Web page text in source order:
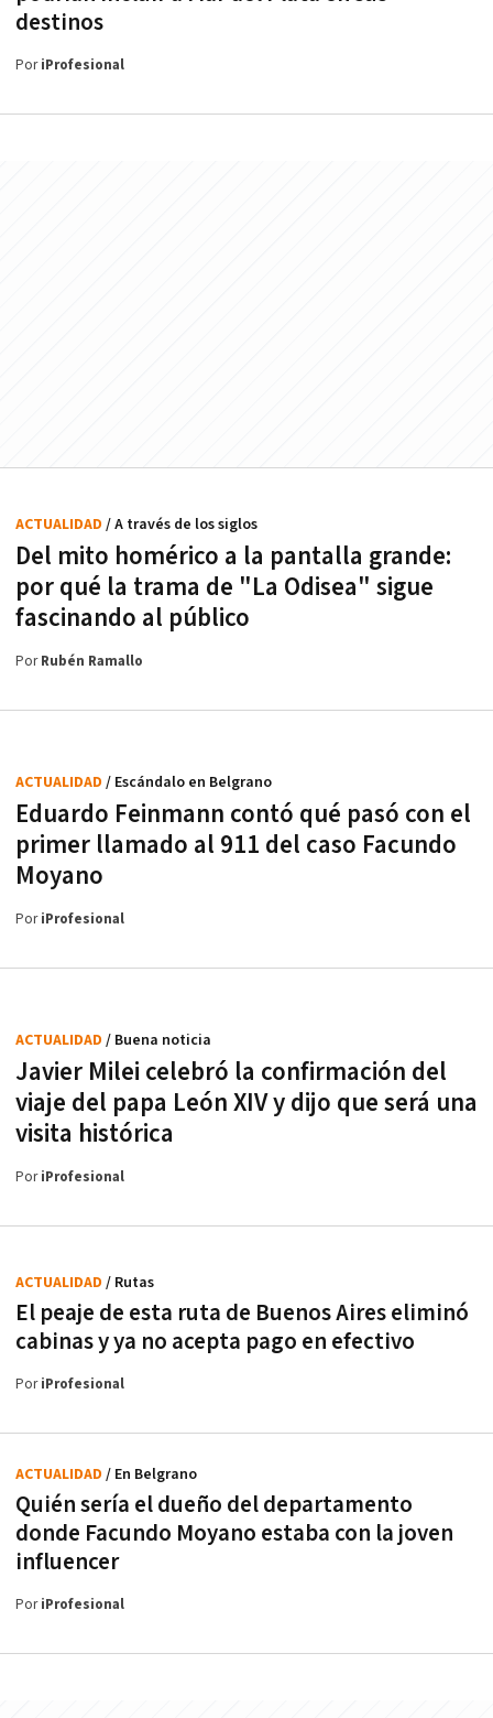
destinos
PoriProfesional
Del mito homérico a la pantalla grande:
por qué la trama de "La Odisea" sigue
fascinando al público
ACTUALIDAD / A través de los siglos
PorRubén Ramallo
Eduardo Feinmann contó qué pasó con el
primer llamado al 911 del caso Facundo
Moyano
ACTUALIDAD / Escándalo en Belgrano
PoriProfesional
Javier Milei celebró la confirmación del
viaje del papa León XIV y dijo que será una
visita histórica
ACTUALIDAD / Buena noticia
PoriProfesional
El peaje de esta ruta de Buenos Aires eliminó
cabinas y ya no acepta pago en efectivo
ACTUALIDAD / Rutas
PoriProfesional
Quién sería el dueño del departamento
donde Facundo Moyano estaba con la joven
influencer
ACTUALIDAD / En Belgrano
PoriProfesional